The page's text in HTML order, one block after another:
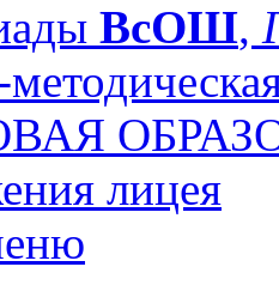
ВсОШ,
лицея